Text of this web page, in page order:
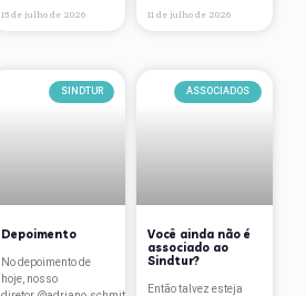
15 de julho de 2026 11 de julho de 2026
SINDTUR
Depoimento
No depoimento de
hoje, nosso
ASSOCIADOS
Você ainda não é
associado ao
Sindtur?
Então talvez esteja